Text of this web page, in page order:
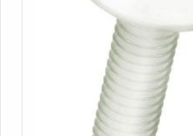
comprometida com seus
alcançados por possuir escritório
onde são realizadas as atividades
suficiente para atender todas as
isso, unido a um time de equipe
consultores associados e
garante uma entrega de
qualidade e desempenho, a
certo para encontrar o que
contato com a empresa e
produtos e serviços.